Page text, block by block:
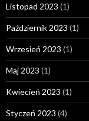
Listopad 2023 (1)
Październik 2023 (1)
Wrzesień 2023 (1)
Maj 2023 (1)
Kwiecień 2023 (1)
Styczeń 2023 (4)